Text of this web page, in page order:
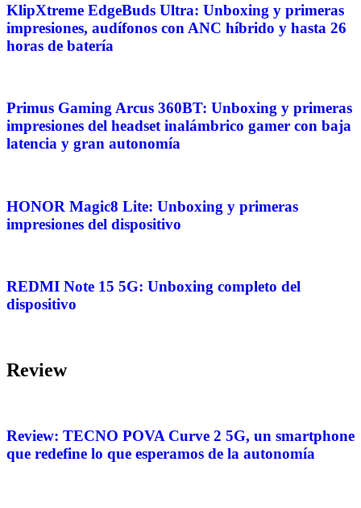
KlipXtreme EdgeBuds Ultra: Unboxing y primeras
impresiones, audífonos con ANC híbrido y hasta 26
horas de batería
Primus Gaming Arcus 360BT: Unboxing y primeras
impresiones del headset inalámbrico gamer con baja
latencia y gran autonomía
HONOR Magic8 Lite: Unboxing y primeras
impresiones del dispositivo
REDMI Note 15 5G: Unboxing completo del
dispositivo
Review
Review: TECNO POVA Curve 2 5G, un smartphone
que redefine lo que esperamos de la autonomía